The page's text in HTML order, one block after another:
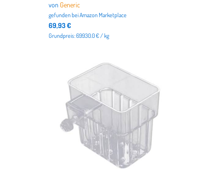
von Generic
gefunden beiAmazon Marketplace
69,93 €
Grundpreis: 69930.0 € / kg